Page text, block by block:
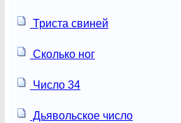
Триста свиней
Сколько ног
Число 34
Дьявольское число